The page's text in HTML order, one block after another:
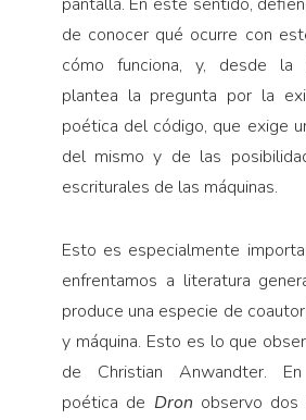
de conocer qué ocurre con
cómo funciona, y, desde la
plantea la pregunta por la
poética del código, que exige
del mismo y de las
escriturales de las máquinas.
Esto es especialmente
enfrentamos a literatura
produce una especie de
y máquina. Esto es lo que
de Christian Anwandter.
poética de Dron observo